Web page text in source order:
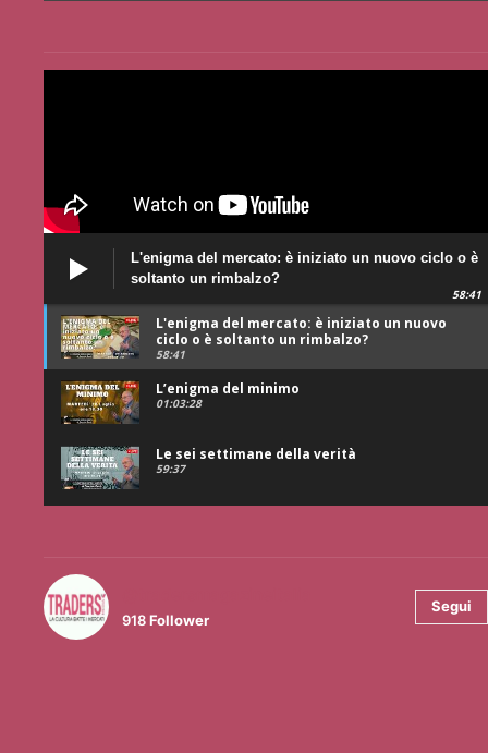
L'enigma del mercato: è iniziato un nuovo ciclo o è
soltanto un rimbalzo?
58:41
L'enigma del mercato: è iniziato un nuovo
ciclo o è soltanto un rimbalzo?
58:41
L’enigma del minimo
01:03:28
Le sei settimane della verità
59:37
918Follower
Segui